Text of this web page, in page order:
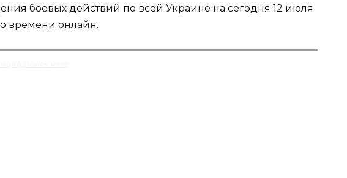
боевых действий по всей Украине на сегодня 12 июля
времени онлайн.